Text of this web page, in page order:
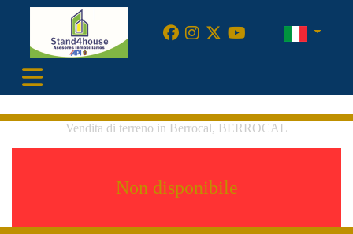
Vendita di terreno in Berrocal, BERROCAL
Non disponibile